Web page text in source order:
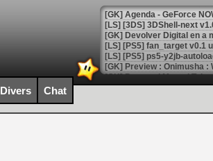
[GK] Agenda - GeForce
[GK] Devolver Digital en a
[LS] [PS5] ps5-y2jb-
[GK] Pourquoi Marvel
[GK] Test : Restory : Chill
[GK] GTA 6 : Rockstar
[GK] Hot Wheels Infinite
[GK] Mémoire cash -
[GK] Résultats Nintendo :
[GK] Déjà des
Divers Chat